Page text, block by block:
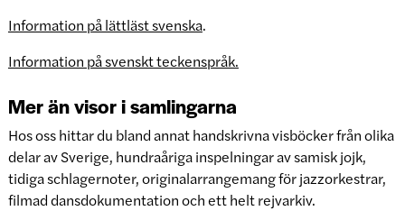
Information på lättläst svenska.
Information på svenskt teckenspråk.
Mer än visor i samlingarna
Hos oss hittar du bland annat handskrivna visböcker från olika
delar av Sverige, hundraåriga inspelningar av samisk jojk,
tidiga schlagernoter, originalarrangemang för jazzorkestrar,
filmad dansdokumentation och ett helt rejvarkiv.